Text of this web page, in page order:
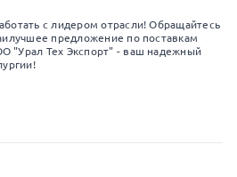
с лидером отрасли! Обращайтесь
предложение по поставкам
"Урал Тех Экспорт" - ваш надежный